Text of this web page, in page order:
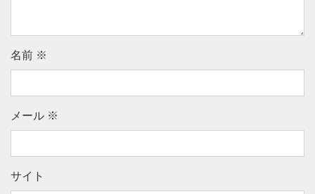
名前 ※
メール ※
サイト